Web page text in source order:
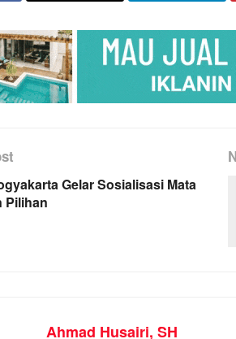
Gelar Sosialisasi Mata
Pilihan
Ahmad Husairi, SH